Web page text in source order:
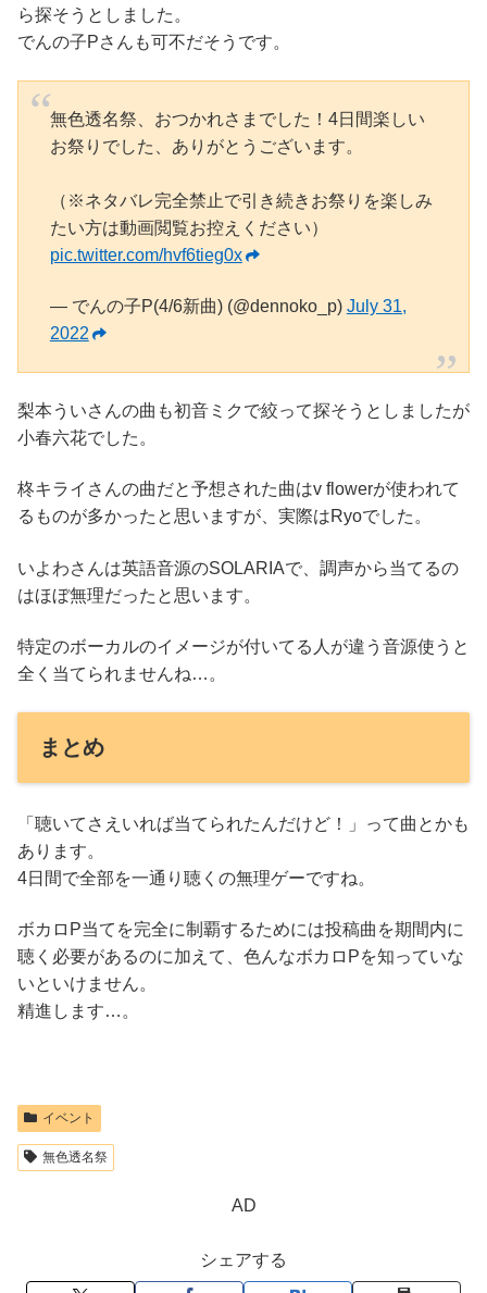
ら探そうとしました。
でんの子Pさんも可不だそうです。
無色透名祭、おつかれさまでした！4日間楽しい
お祭りでした、ありがとうございます。
（※ネタバレ完全禁止で引き続きお祭りを楽しみ
たい方は動画閲覧お控えください）
pic.twitter.com/hvf6tieg0x
— でんの子P(4/6新曲) (@dennoko_p) July 31,
2022
梨本ういさんの曲も初音ミクで絞って探そうとしましたが
小春六花でした。
柊キライさんの曲だと予想された曲はv flowerが使われて
るものが多かったと思いますが、実際はRyoでした。
いよわさんは英語音源のSOLARIAで、調声から当てるの
はほぼ無理だったと思います。
特定のボーカルのイメージが付いてる人が違う音源使うと
全く当てられませんね…。
まとめ
「聴いてさえいれば当てられたんだけど！」って曲とかも
あります。
4日間で全部を一通り聴くの無理ゲーですね。
ボカロP当てを完全に制覇するためには投稿曲を期間内に
聴く必要があるのに加えて、色んなボカロPを知っていな
いといけません。
精進します…。
イベント
無色透名祭
AD
シェアする